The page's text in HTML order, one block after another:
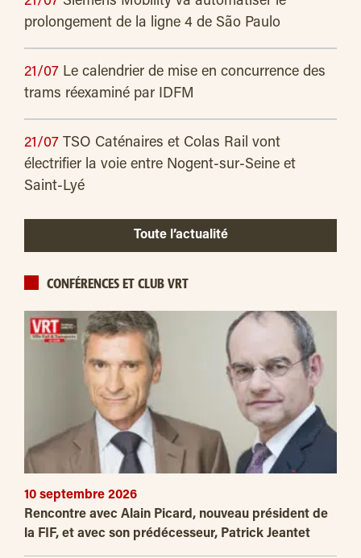
prolongement de la ligne 4 de São Paulo
21/07 Le calendrier de mise en concurrence des
trams réexaminé par IDFM
21/07 TSO Caténaires et Colas Rail vont
électrifier la voie entre Nogent-sur-Seine et
Saint-Lyé
Toute l’actualité
CONFÉRENCES ET CLUB VRT
10 septembre 2026
Rencontre avec Alain Picard, nouveau président de
la FIF, et avec son prédécesseur, Patrick Jeantet